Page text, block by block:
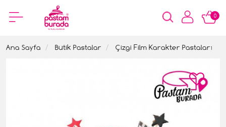
0
Ana Sayfa Butik Pastalar Çizgi Film Karakter Pastaları